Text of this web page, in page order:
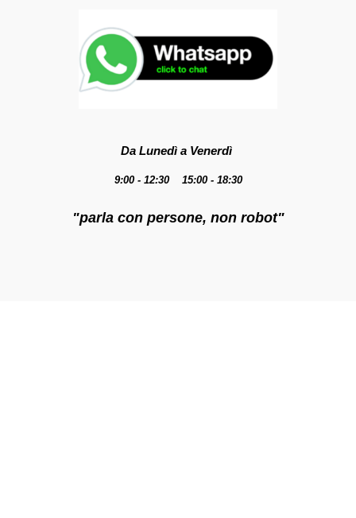
Da Lunedì a Venerdì
9:00 - 12:30 15:00 - 18:30
"parla con persone, non robot"